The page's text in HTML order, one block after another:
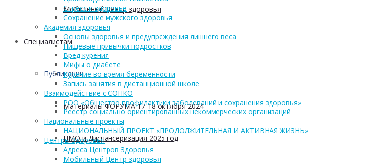
Мобильный Центр здоровья
Cпециалистам
Публикации
Материалы ФОРУМА 17-18 октября 2024
ПМО и Диспансеризация 2025 год
Стресс и здоровье
Сохранение мужского здоровья
Академия здоровья
Основы здоровья и предупреждения лишнего веса
Пищевые привычки подростков
Вред курения
Мифы о диабете
Курение во время беременности
Запись занятия в дистанционной школе
Взаимодействие с СОНКО
РОО «Общество профилактики заболеваний и сохранения здоровья»
Реестр социально ориентированных некоммерческих организаций
Национальные проекты
НАЦИОНАЛЬНЫЙ ПРОЕКТ «ПРОДОЛЖИТЕЛЬНАЯ И АКТИВНАЯ ЖИЗНЬ»
Центры Здоровья
Адреса Центров Здоровья
Мобильный Центр здоровья